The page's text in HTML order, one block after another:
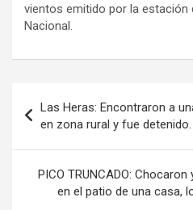
vientos emitido por la estación
Nacional.
de
entradas
Las Heras: Encontraron a
en zona rural y fue detenido.
PICO TRUNCADO:
en el patio de una casa,